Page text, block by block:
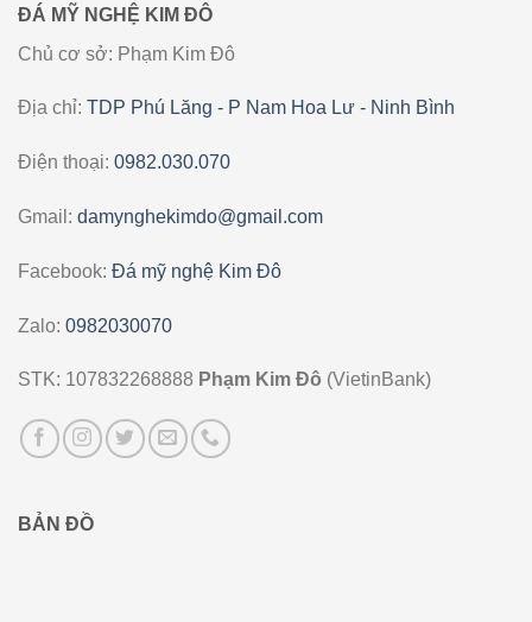
ĐÁ MỸ NGHỆ KIM ĐÔ
Chủ cơ sở: Phạm Kim Đô
Địa chỉ: TDP Phú Lăng - P Nam Hoa Lư - Ninh Bình
Điện thoại: 0982.030.070
Gmail: damynghekimdo@gmail.com
Facebook: Đá mỹ nghệ Kim Đô
Zalo: 0982030070
STK: 107832268888 Phạm Kim Đô (VietinBank)
BẢN ĐỒ